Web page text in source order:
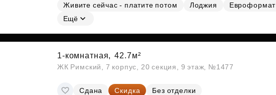
Живите сейчас - платите потом
Лоджия
Евроформат
Ещё
1-комнатная, 42.7м²
ЖК Римский, 7 корпус, 20 секция, 9 этаж, №1477
Сдана Скидка
Без отделки